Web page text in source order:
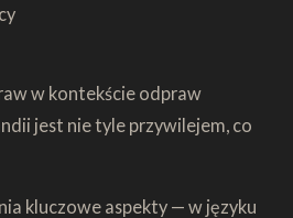
w kontekście odpraw
jest nie tyle przywilejem, co
kluczowe aspekty — w języku